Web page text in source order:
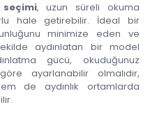
, uzun süreli okuma
hale getirebilir. İdeal bir
minimize eden ve
aydınlatan bir model
gücü, okuduğunuz
ayarlanabilir olmalıdır,
de aydınlık ortamlarda